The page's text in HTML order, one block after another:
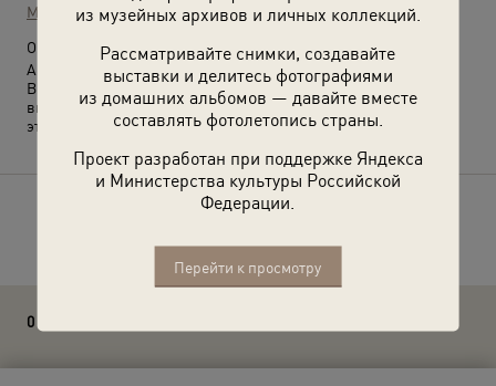
из музейных архивов и личных коллекций.
Рассматривайте снимки, создавайте
выставки и делитесь фотографиями
из домашних альбомов — давайте вместе
составлять фотолетопись страны.
Проект разработан при поддержке Яндекса
и Министерства культуры Российской
Федерации.
Перейти к просмотру
МАММ / МДФ
О фотографии:
Авторство приписывается Роберту Диаменту.
Выставка
«Москвоведение: Сухаревская площадь»
видеовыставка«Сухаревка. "Рафаэль и обжорная кухня"»
этой фотографией.
Расскажите друзьям об этом фото
0 комментариев